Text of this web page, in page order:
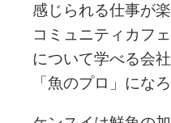
感じられる仕事が
コミュニティカフ
について学べる会
「魚のプロ」にな